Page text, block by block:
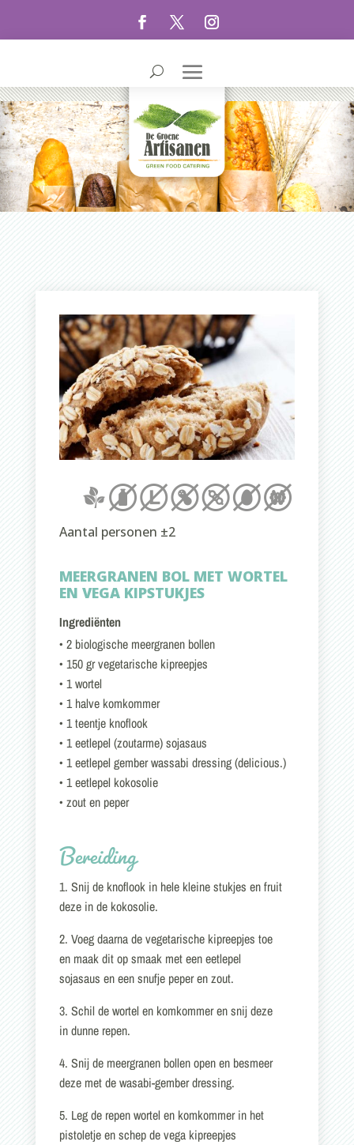
Aantal personen ±2
MEERGRANEN BOL MET WORTEL
EN VEGA KIPSTUKJES
Ingrediënten
• 2 biologische meergranen bollen
• 150 gr vegetarische kipreepjes
• 1 wortel
• 1 halve komkommer
• 1 teentje knoflook
• 1 eetlepel (zoutarme) sojasaus
• 1 eetlepel gember wassabi dressing (delicious.)
• 1 eetlepel kokosolie
• zout en peper
Bereiding
1. Snij de knoflook in hele kleine stukjes en fruit
deze in de kokosolie.
2. Voeg daarna de vegetarische kipreepjes toe
en maak dit op smaak met een eetlepel
sojasaus en een snufje peper en zout.
3. Schil de wortel en komkommer en snij deze
in dunne repen.
4. Snij de meergranen bollen open en besmeer
deze met de wasabi-gember dressing.
5. Leg de repen wortel en komkommer in het
pistoletje en schep de vega kipreepjes